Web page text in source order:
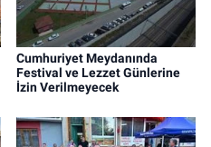
Cumhuriyet Meydanında
Festival ve Lezzet Günlerine
İzin Verilmeyecek